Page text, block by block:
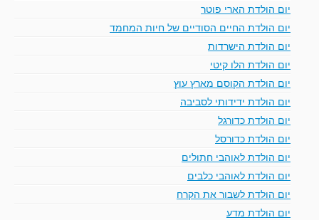
יום הולדת הארי פוטר
יום הולדת החיים הסודיים של חיות המחמד
יום הולדת הישרדות
יום הולדת הלו קיטי
יום הולדת הקוסם מארץ עוץ
יום הולדת ידידותי לסביבה
יום הולדת כדורגל
יום הולדת כדורסל
יום הולדת לאוהבי חתולים
יום הולדת לאוהבי כלבים
יום הולדת לשבור את הקרח
יום הולדת מדע